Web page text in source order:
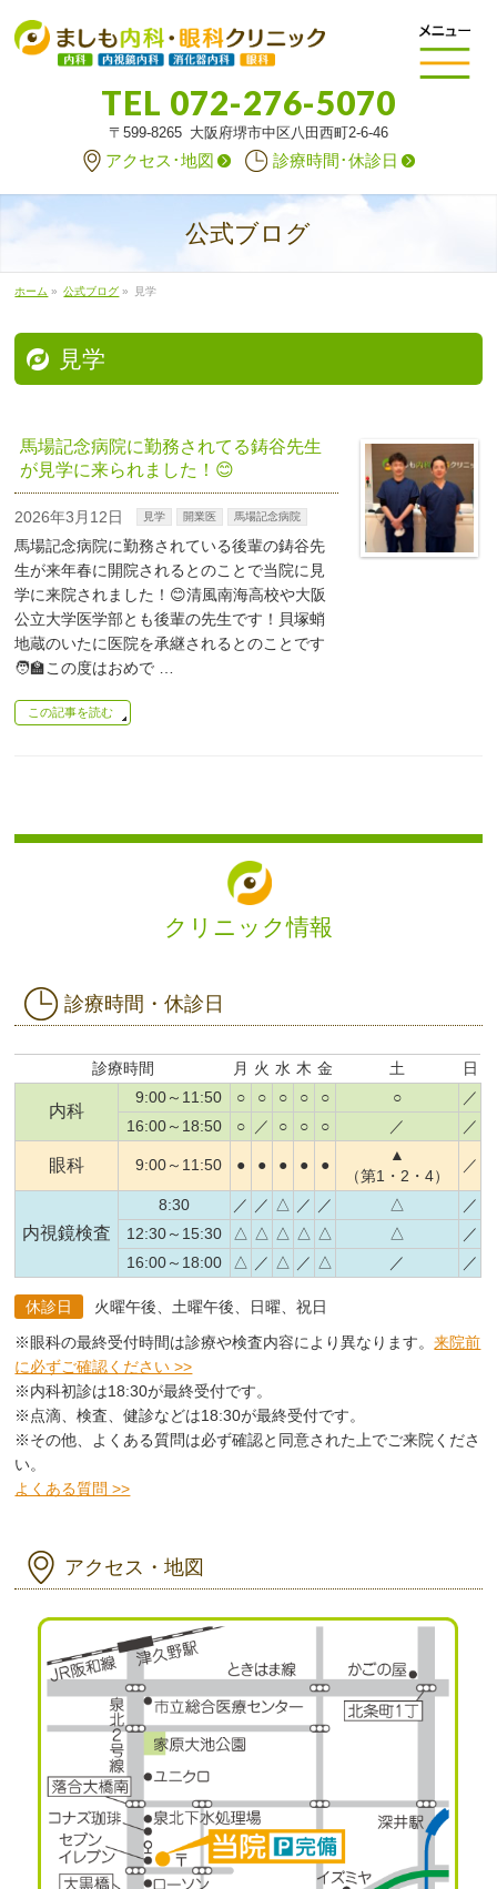
TEL 072-276-5070
〒599-8265 大阪府堺市中区八田西町2-6-46
アクセス･地図 診療時間･休診日
公式ブログ
ホーム » 公式ブログ » 見学
見学
馬場記念病院に勤務されてる鋳谷先生
が見学に来られました！😊
2026年3月12日 見学 開業医 馬場記念病院
馬場記念病院に勤務されている後輩の鋳谷先
生が来年春に開院されるとのことで当院に見
学に来院されました！😊清風南海高校や大阪
公立大学医学部とも後輩の先生です！貝塚蛸
地蔵のいたに医院を承継されるとのことです
🧑‍🏫この度はおめで …
この記事を読む
クリニック情報
診療時間・休診日
診療時間 月 火 水 木 金 土 日
内科
9:00～11:50 ○ ○ ○ ○ ○ ○
／
16:00～18:50
○ ／ ○ ○ ○ ／ ／
眼科 9:00～11:50 ● ● ● ● ●
▲
（第1・2・4）
／
内視鏡検査
8:30 ／ ／ △ ／ ／ △
／
12:30～15:30
△ △ △ △ △ △
／
16:00～18:00
△ ／ △ ／ △ ／ ／
休診日
火曜午後、土曜午後、日曜、祝日
※眼科の最終受付時間は診療や検査内容により異なります。来院前
に必ずご確認ください >>
※内科初診は18:30が最終受付です。
※点滴、検査、健診などは18:30が最終受付です。
※その他、よくある質問は必ず確認と同意された上でご来院くださ
い。
よくある質問 >>
アクセス・地図